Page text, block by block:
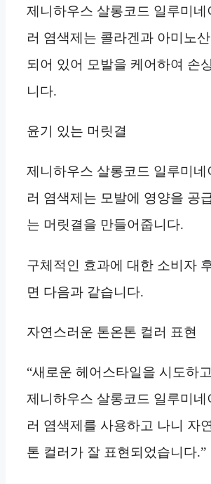
제니하우스 살롱코드 일루미네
러 염색제는 콜라겐과 아미노
되어 있어 모발을 케어하여 손
니다.
윤기 있는 머릿결
제니하우스 살롱코드 일루미네
러 염색제는 모발에 영양을 공
는 머릿결을 만들어줍니다.
구체적인 효과에 대한 소비자
면 다음과 같습니다.
자연스러운 톤온톤 컬러 표현
“새로운 헤어스타일을 시도하
제니하우스 살롱코드 일루미네
러 염색제를 사용하고 나니 자
톤 컬러가 잘 표현되었습니다.”